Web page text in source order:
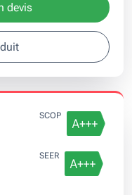
devis
SCOP
SEER